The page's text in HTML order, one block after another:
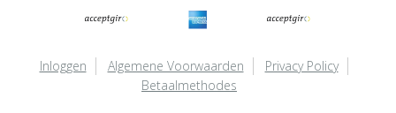
Inloggen Algemene Voorwaarden
Privacy Policy
Betaalmethodes